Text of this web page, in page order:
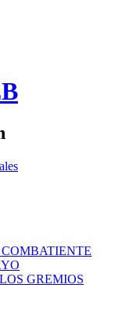
GREMIOS